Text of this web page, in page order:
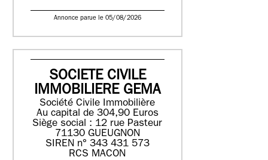
Annonce parue le 05/08/2026
SOCIETE CIVILE
IMMOBILIERE GEMA
Société Civile Immobilière
Au capital de 304,90 Euros
Siège social : 12 rue Pasteur
71130 GUEUGNON
SIREN n° 343 431 573
RCS MACON